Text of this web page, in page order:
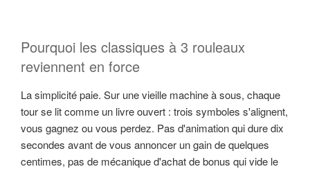
Pourquoi les classiques à 3 rouleaux
reviennent en force
La simplicité paie. Sur une vieille machine à sous, chaque
tour se lit comme un livre ouvert : trois symboles s'alignent,
vous gagnez ou vous perdez. Pas d'animation qui dure dix
secondes avant de vous annoncer un gain de quelques
centimes, pas de mécanique d'achat de bonus qui vide le